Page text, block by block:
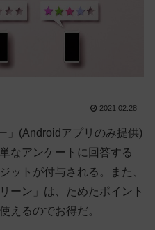
2021.02.28
」(Androidアプリのみ提供)
なアンケートに回答する
ットが付与される。また、
ーン」は、ためたポイント
えるのでお得だ。